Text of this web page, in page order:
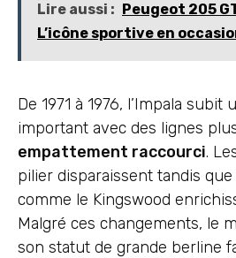
Lire aussi : Peugeot 205
L’icône sportive en
De 1971 à 1976, l’Impala subit
important avec des lignes
empattement raccourci.
pilier disparaissent tandis
comme le Kingswood
Malgré ces changements, le
son statut de grande berline